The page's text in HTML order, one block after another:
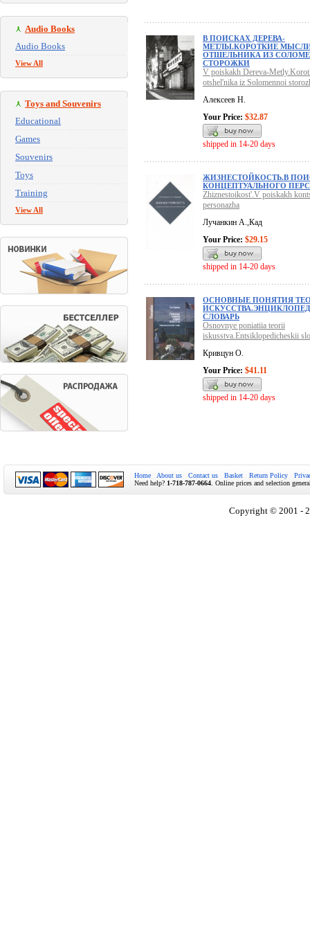
Audio Books
Audio Books
View All
Toys and Souvenirs
Educational
Games
Souvenirs
Toys
Training
View All
В ПОИСКАХ ДЕРЕВА-
МЕТЛЫ.КОРОТКИЕ
ОТШЕЛЬНИКА ИЗ
СТОРОЖКИ
V poiskakh Dereva-
otshel'nika iz Solomennoi
Алексеев Н.
Your Price: $32.87
shipped in 14-20 days
ЖИЗНЕСТОЙКОСТЬ.В
КОНЦЕПТУАЛЬНОГО
Zhiznestoikost'.V poiskakh
personazha
Лучанкин А.,Кад
Your Price: $29.15
shipped in 14-20 days
ОСНОВНЫЕ ПОНЯТИЯ
СЛОВАРЬ
Osnovnye poniatiia teorii
iskusstva.Entsiklopedicheskii
Кривцун О.
Your Price: $41.11
shipped in 14-20 days
Home About us Contact us Basket Return Policy
Need help? 1-718-787-0664 . Online prices and selection
Copyright © 2001 -